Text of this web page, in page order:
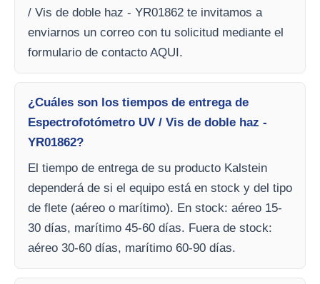
/ Vis de doble haz - YR01862 te invitamos a
enviarnos un correo con tu solicitud mediante el
formulario de contacto AQUI.
¿Cuáles son los tiempos de entrega de
Espectrofotómetro UV / Vis de doble haz -
YR01862?
El tiempo de entrega de su producto Kalstein
dependerá de si el equipo está en stock y del tipo
de flete (aéreo o marítimo). En stock: aéreo 15-
30 días, marítimo 45-60 días. Fuera de stock:
aéreo 30-60 días, marítimo 60-90 días.